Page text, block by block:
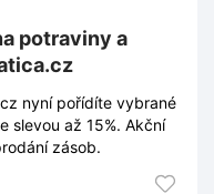
potraviny a
nyní pořídíte vybrané
slevou až 15%. Akční
zásob.